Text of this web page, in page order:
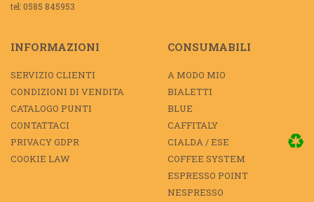
tel: 0585 845953
INFORMAZIONI
SERVIZIO CLIENTI
CONDIZIONI DI VENDITA
CATALOGO PUNTI
CONTATTACI
PRIVACY GDPR
COOKIE LAW
CONSUMABILI
A MODO MIO
BIALETTI
BLUE
CAFFITALY
CIALDA / ESE
COFFEE SYSTEM
ESPRESSO POINT
NESPRESSO